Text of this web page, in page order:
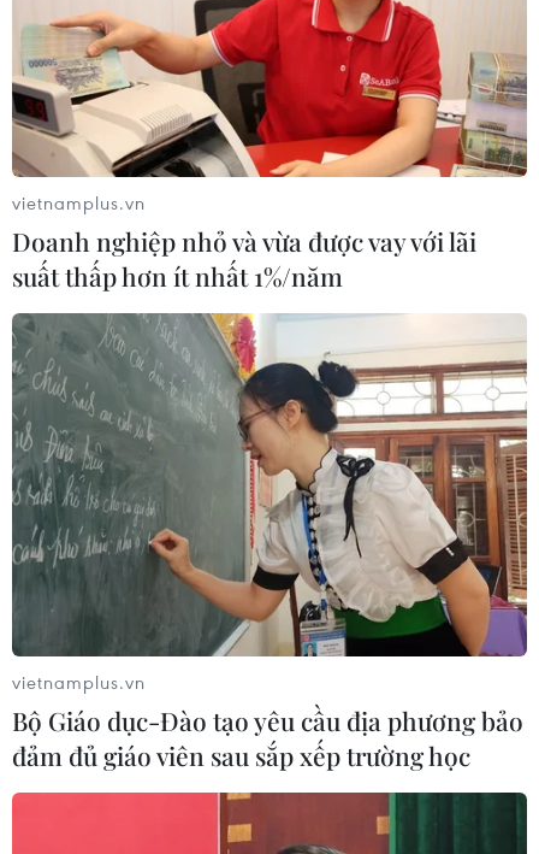
vietnamplus.vn
Doanh nghiệp nhỏ và vừa được vay với lãi
suất thấp hơn ít nhất 1%/năm
vietnamplus.vn
Bộ Giáo dục-Đào tạo yêu cầu địa phương bảo
đảm đủ giáo viên sau sắp xếp trường học